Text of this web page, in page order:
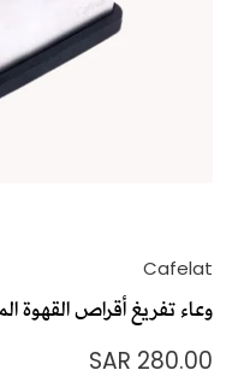
Cafelat
وعاء تفريغ أقراص
280.00 SAR